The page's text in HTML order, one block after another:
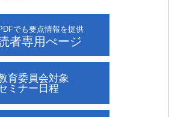
でも要点情報を提供
者専用ぺージ
育委員会対象
ミナー日程